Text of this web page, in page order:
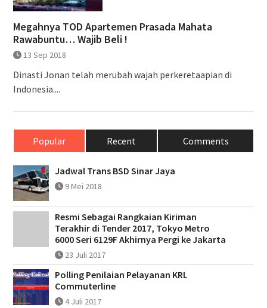
Megahnya TOD Apartemen Prasada Mahata
Rawabuntu… Wajib Beli !
13 Sep 2018
Dinasti Jonan telah merubah wajah perkeretaapian di
Indonesia....
Popular Recent Comments
Jadwal Trans BSD Sinar Jaya
9 Mei 2018
Resmi Sebagai Rangkaian Kiriman
Terakhir di Tender 2017, Tokyo Metro
6000 Seri 6129F Akhirnya Pergi ke Jakarta
23 Juli 2017
Polling Penilaian Pelayanan KRL
Commuterline
4 Juli 2017